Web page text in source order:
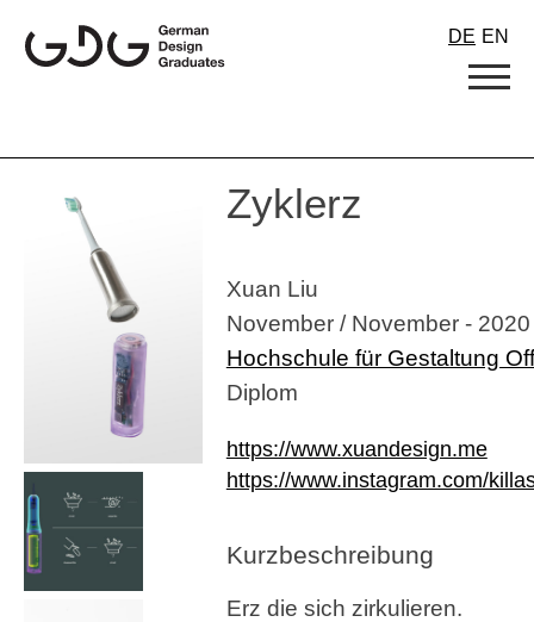
content
DE EN
Zyklerz
Xuan Liu
November / November - 2020
Hochschule für Gestaltung
Diplom
https://www.xuandesign.me
https://www.instagram.com/
Kurzbeschreibung
Erz die sich zirkulieren.